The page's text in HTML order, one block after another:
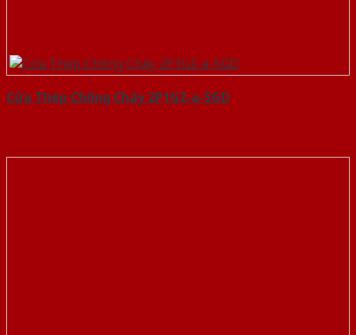
Cửa Thép Chống Cháy 2P1G2-a-SGD